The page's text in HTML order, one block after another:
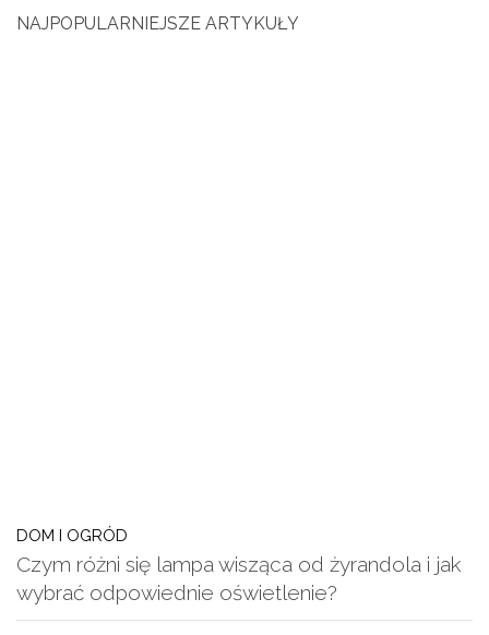
NAJPOPULARNIEJSZE ARTYKUŁY
DOM I OGRÓD
Czym różni się lampa wisząca od żyrandola i jak
wybrać odpowiednie oświetlenie?